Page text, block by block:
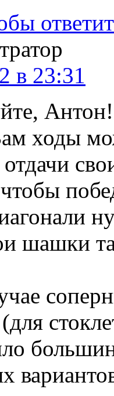
в 23:31
ходы
отдачи
шашки